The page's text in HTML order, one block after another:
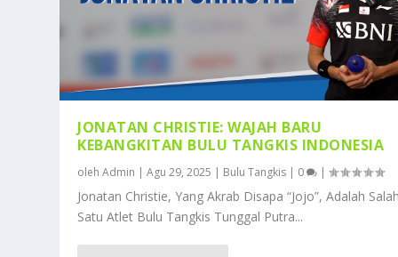
JONATAN CHRISTIE: WAJAH BARU
KEBANGKITAN BULU TANGKIS INDONESIA
olehAdmin |Agu 29, 2025 | Bulu Tangkis | 0 |
Jonatan Christie, Yang Akrab Disapa “Jojo”, Adalah Salah
Satu Atlet Bulu Tangkis Tunggal Putra...